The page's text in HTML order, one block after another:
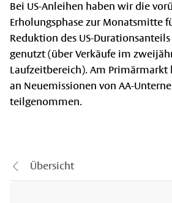
Bei US-Anleihen haben wir die
Erholungsphase zur Monatsmitte
Reduktion des US-
genutzt (über Verkäufe im
Laufzeitbereich). Am
an Neuemissionen von AA-
teilgenommen.
Übersicht